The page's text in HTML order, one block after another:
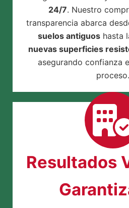
24/7. Nuestro
transparencia abarca
suelos antiguos hasta
nuevas superficies
asegurando confianza
proceso.
Resultados